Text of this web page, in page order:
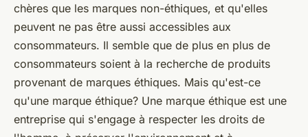
chères que les marques non-éthiques, et qu'elles
peuvent ne pas être aussi accessibles aux
consommateurs. Il semble que de plus en plus de
consommateurs soient à la recherche de produits
provenant de marques éthiques. Mais qu'est-ce
qu'une marque éthique? Une marque éthique est une
entreprise qui s'engage à respecter les droits de